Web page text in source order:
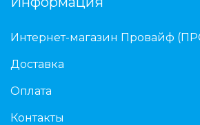
Интернет-магазин Провайф
Доставка
Оплата
Контакты